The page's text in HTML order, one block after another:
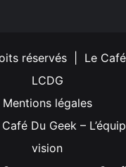
réservés | Le
LCDG
Mentions légales
Du Geek –
vision